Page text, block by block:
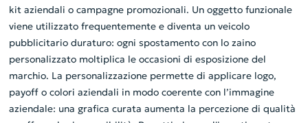
kit aziendali o campagne promozionali. Un oggetto funzionale
viene utilizzato frequentemente e diventa un veicolo
pubblicitario duraturo: ogni spostamento con lo zaino
personalizzato moltiplica le occasioni di esposizione del
marchio. La personalizzazione permette di applicare logo,
payoff o colori aziendali in modo coerente con l’immagine
aziendale: una grafica curata aumenta la percezione di qualità